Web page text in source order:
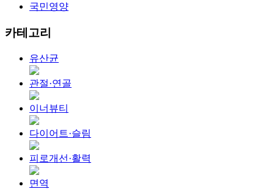
국민영양
카테고리
유산균
관절·연골
이너뷰티
다이어트·슬림
피로개선·활력
면역